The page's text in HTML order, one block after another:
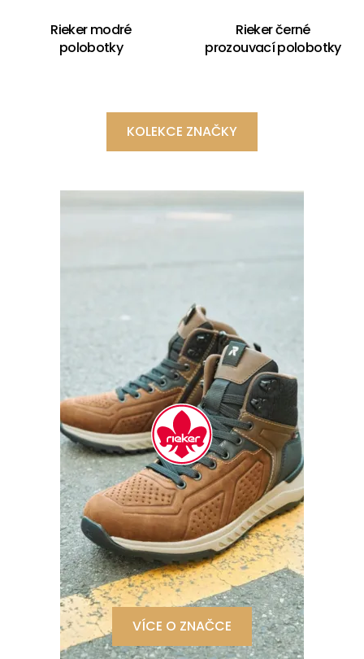
Rieker modré
polobotky
Rieker černé
prozouvací polobotky
KOLEKCE ZNAČKY
VÍCE O ZNAČCE